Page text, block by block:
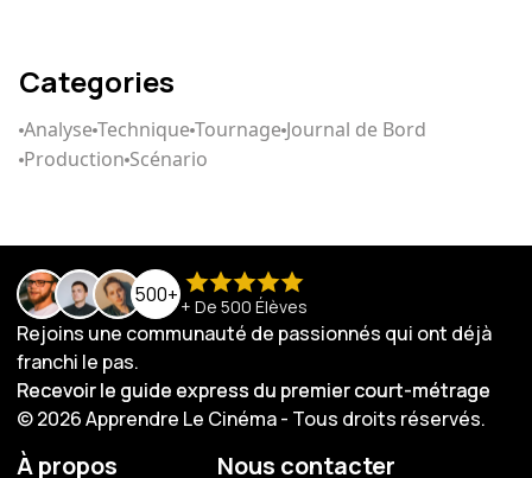
Categories
AnalyseTechniqueTournage Journal de Bord
Production Scénario
500+ + De 500 Élèves
Rejoins une communauté de passionnés qui ont déjà
franchi le pas.
Recevoir le guide express du premier court-métrage
Recevoir le guide express du premier court-métrage
© 2026 Apprendre Le Cinéma - Tous droits réservés.
À propos Nous contacter